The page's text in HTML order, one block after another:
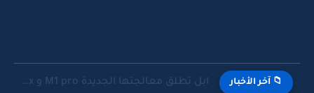
📁 آخر الأخبار ابل تطلق معالجتها الجديدة M1 pro و M1 max